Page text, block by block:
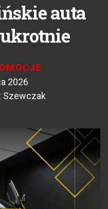
auta
2026
Szewczak